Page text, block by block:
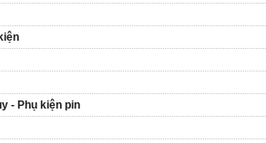
- Phụ kiện pin